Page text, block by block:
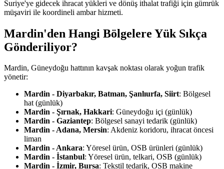
Suriye'ye gidecek ihracat yükleri ve dönüş ithalat trafiği için gümrük
müşaviri ile koordineli ambar hizmeti.
Mardin'den Hangi Bölgelere Yük Sıkça
Gönderiliyor?
Mardin, Güneydoğu hattının kavşak noktası olarak yoğun trafik
yönetir:
Mardin - Diyarbakır, Batman, Şanlıurfa, Siirt: Bölgesel
hat (günlük)
Mardin - Şırnak, Hakkari: Güneydoğu içi (günlük)
Mardin - Gaziantep: Bölgesel sanayi tedarik (günlük)
Mardin - Adana, Mersin: Akdeniz koridoru, ihracat öncesi
liman
Mardin - Ankara: Yöresel ürün, OSB ürünleri (günlük)
Mardin - İstanbul: Yöresel ürün, telkari, OSB (günlük)
Mardin - İzmir, Bursa: Tekstil tedarik, OSB makine